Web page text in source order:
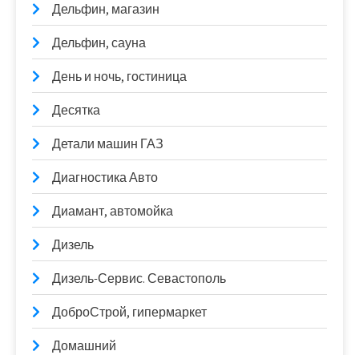
Дельфин, магазин
Дельфин, сауна
День и ночь, гостиница
Десятка
Детали машин ГАЗ
Диагностика Авто
Диамант, автомойка
Дизель
Дизель-Сервис. Севастополь
ДоброСтрой, гипермаркет
Домашний